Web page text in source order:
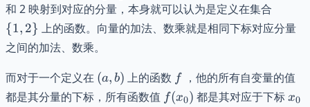
和 2 映射到对应的分量，本身就可以认为是定义在集合
{1,
2\}
{1, 2} 上的函数。向量的加法、数乘就是相同下标对应分量
之间的加法、数乘。
而对于一个定义在 (a,b)
(a, b) 上的函数 ff
，他的所有自变量的值
都是其分量的下标，所有函数值 f(x_{0})
f(x0) 都是其对应于下标x0